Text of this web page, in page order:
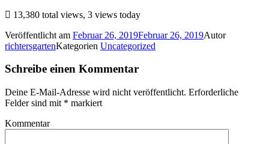
13,380 total views, 3 views today
Veröffentlicht am Februar 26, 2019Februar 26, 2019Autor
richtersgartenKategorien Uncategorized
Schreibe einen Kommentar
Deine E-Mail-Adresse wird nicht veröffentlicht. Erforderliche
Felder sind mit * markiert
Kommentar